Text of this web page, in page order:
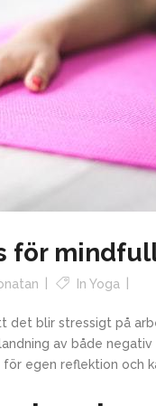
för
In Yoga
det blir stressigt på
av både
egen reflektion och